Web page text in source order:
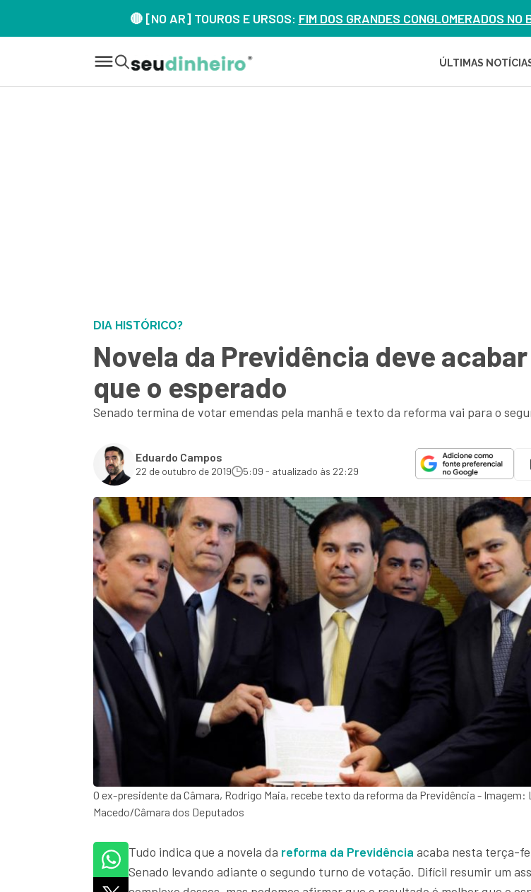
🔴 [NO AR] TOUROS E URSOS: FIM DOS GRANDES CONGLOMERADOS
ÚLTIMAS
DIA HISTÓRICO?
Novela da Previdência deve
que o esperado
Senado termina de votar emendas pela manhã e texto da reforma vai para o
Eduardo Campos
22 de outubro de 2019 5:09 - atualizado às 22:29
O ex-presidente da Câmara, Rodrigo Maia, recebe texto da reforma da Previdência - Imagem:
Macedo/Câmara dos Deputados
Tudo indica que a novela da reforma da Previdência acaba nesta terça-
Senado levando adiante o segundo turno de votação. Difícil resumir um